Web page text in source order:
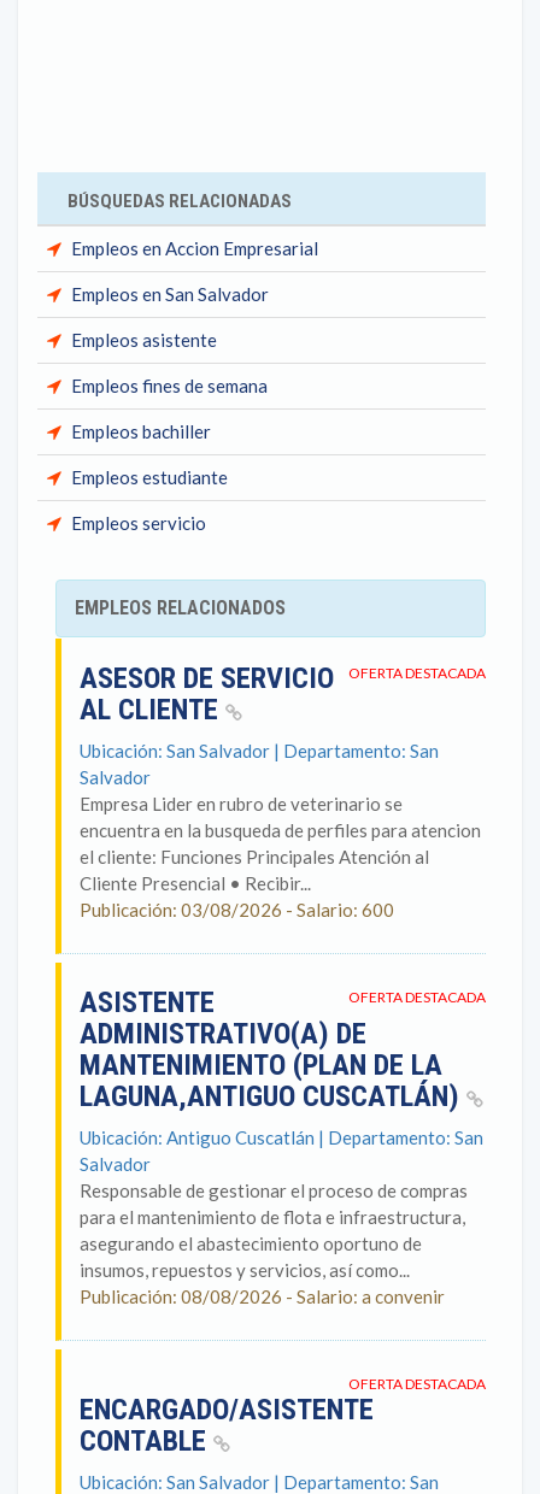
BÚSQUEDAS RELACIONADAS
Empleos en Accion Empresarial
Empleos en San Salvador
Empleos asistente
Empleos fines de semana
Empleos bachiller
Empleos estudiante
Empleos servicio
EMPLEOS RELACIONADOS
OFERTA DESTACADA
ASESOR DE SERVICIO
AL CLIENTE
Ubicación: San Salvador | Departamento: San
Salvador
Empresa Lider en rubro de veterinario se
encuentra en la busqueda de perfiles para atencion
el cliente: Funciones Principales Atención al
Cliente Presencial • Recibir...
Publicación: 03/08/2026 - Salario: 600
OFERTA DESTACADA
ASISTENTE
ADMINISTRATIVO(A) DE
MANTENIMIENTO (PLAN DE LA
LAGUNA,ANTIGUO CUSCATLÁN)
Ubicación: Antiguo Cuscatlán | Departamento: San
Salvador
Responsable de gestionar el proceso de compras
para el mantenimiento de flota e infraestructura,
asegurando el abastecimiento oportuno de
insumos, repuestos y servicios, así como...
Publicación: 08/08/2026 - Salario: a convenir
OFERTA DESTACADA
ENCARGADO/ASISTENTE
CONTABLE
Ubicación: San Salvador | Departamento: San